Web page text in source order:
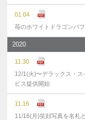
01.04
苺のホワイトドラゴンパ
2020
11.30
12/1(火)〜デラックス・
ビス提供開始
11.16
11/16(月)笑顔写真を名札